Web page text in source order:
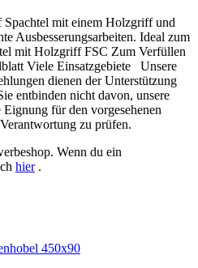
mit einem Holzgriff und
Ausbesserungsarbeiten. Ideal zum
mit Holzgriff FSC Zum Verfüllen
Viele Einsatzgebiete Unsere
dienen der Unterstützung
entbinden nicht davon, unsere
für den vorgesehenen
zu prüfen.
Wenn du ein
hier.
450x90